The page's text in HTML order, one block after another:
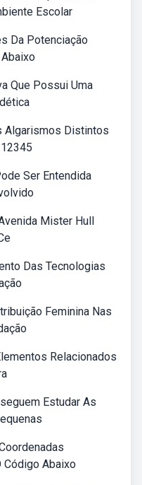
Escolar
Da Potenciação
Que Possui Uma
Algarismos Distintos
Ser Entendida
Mister Hull
Das Tecnologias
Feminina Nas
Relacionados
Estudar As
Código Abaixo